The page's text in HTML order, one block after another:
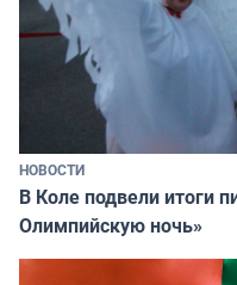
НОВОСТИ
В Коле подвели итоги
Олимпийскую ночь»